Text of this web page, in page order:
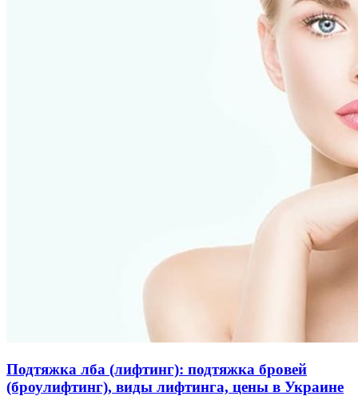
Подтяжка лба (лифтинг): подтяжка бровей
(броулифтинг), виды лифтинга, цены в Украине